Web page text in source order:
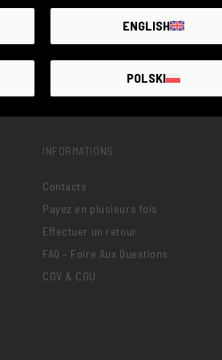
INFORMATIONS
Contacts
Payez en plusieurs fois
Effectuer un retour
FAQ – Foire Aux Questions
CGV & CGU
ENGLISH
POLSKI